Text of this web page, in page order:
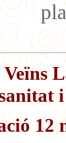
Veïns
12